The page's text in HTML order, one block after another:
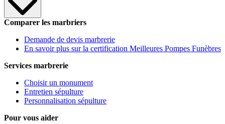
Comparer les marbriers
Demande de devis marbrerie
En savoir plus sur la certification Meilleures Pompes Funèbres
Services marbrerie
Choisir un monument
Entretien sépulture
Personnalisation sépulture
Pour vous aider